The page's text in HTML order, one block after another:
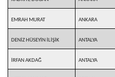
EMRAH MURAT ANKARA
DENİZ HÜSEYİN İLİŞİK ANTALYA
İRFAN AKDAĞ ANTALYA